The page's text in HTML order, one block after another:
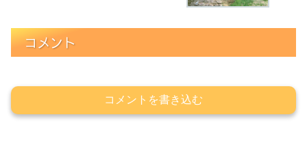
コメント
コメントを書き込む